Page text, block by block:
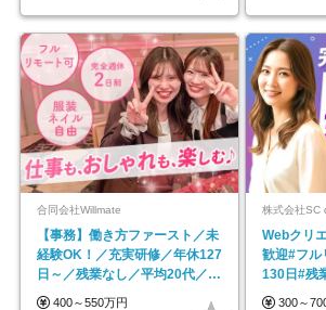
合同会社Willmate
【事務】働き方ファースト／未
経験OK！／充実研修／年休127
日～／残業なし／平均20代／リ
モートOK
400～550万円
株式会社SC
Webクリ
歓迎#フル
130日#残
#最大1年
300～